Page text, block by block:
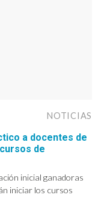
NOTICIAS
a docentes de
de
inicial ganadoras
iniciar los cursos